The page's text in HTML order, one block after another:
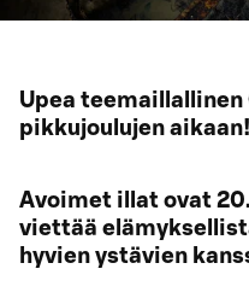
Upea teemaillallinen
pikkujoulujen aikaan!
Avoimet illat ovat
viettää
hyvien ystävien